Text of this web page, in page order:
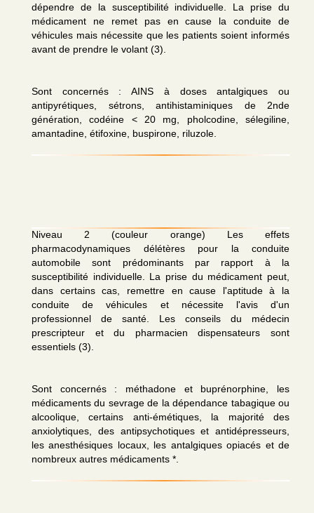
dépendre de la susceptibilité individuelle. La prise du
médicament ne remet pas en cause la conduite de
véhicules mais nécessite que les patients soient informés
avant de prendre le volant (3).
Sont concernés : AINS à doses antalgiques ou
antipyrétiques, sétrons, antihistaminiques de 2nde
génération, codéine < 20 mg, pholcodine, sélegiline,
amantadine, étifoxine, buspirone, riluzole.
Niveau 2 (couleur orange) Les effets
pharmacodynamiques délétères pour la conduite
automobile sont prédominants par rapport à la
susceptibilité individuelle. La prise du médicament peut,
dans certains cas, remettre en cause l'aptitude à la
conduite de véhicules et nécessite l'avis d'un
professionnel de santé. Les conseils du médecin
prescripteur et du pharmacien dispensateurs sont
essentiels (3).
Sont concernés : méthadone et buprénorphine, les
médicaments du sevrage de la dépendance tabagique ou
alcoolique, certains anti-émétiques, la majorité des
anxiolytiques, des antipsychotiques et antidépresseurs,
les anesthésiques locaux, les antalgiques opiacés et de
nombreux autres médicaments *.